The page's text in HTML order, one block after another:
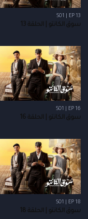
S01 | EP 13
سوق الكانتو | الحلقة 13
S01 | EP 16
سوق الكانتو | الحلقة 16
S01 | EP 18
سوق الكانتو | الحلقة 18